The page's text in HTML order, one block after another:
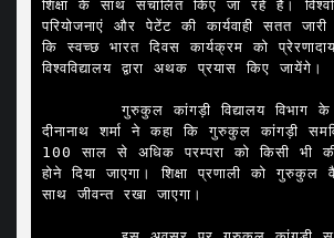
शिक्षा के साथ संचालित किए जा रहे हैं।
परियोजनाएं और पेटेंट की कार्यवाही सतत
कि स्वच्छ भारत दिवस कार्यक्रम को
विश्वविद्यालय द्वारा अथक प्रयास किए जायेंगे।
        गुरुकुल कांगड़ी विद्यालय विभाग के मुख्याधिष्ठता डा0
दीनानाथ शर्मा ने कहा कि गुरुकुल कांगड़ी
100 साल से अधिक परम्परा को किसी भी
होने दिया जाएगा। शिक्षा प्रणाली को गुरुकुल
साथ जीवन्त रखा जाएगा।